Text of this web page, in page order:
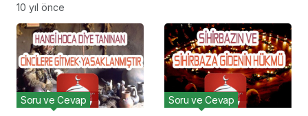
10 yıl önce
Soru ve Cevap Soru ve Cevap